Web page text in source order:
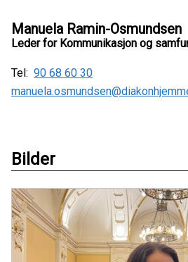
Manuela Ramin-Osmundsen
Leder for Kommunikasjon og
Tel: 90 68 60 30
Bilder